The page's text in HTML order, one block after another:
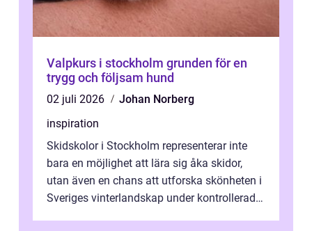
Valpkurs i stockholm grunden för en
trygg och följsam hund
02 juli 2026
Johan Norberg
inspiration
Skidskolor i Stockholm representerar inte
bara en möjlighet att lära sig åka skidor,
utan även en chans att utforska skönheten i
Sveriges vinterlandskap under kontrollerade